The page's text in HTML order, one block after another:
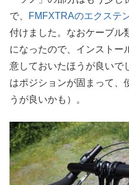
で、
FMFXTRAのエクステ
付けました。なおケーブル
になったので、インストー
意しておいたほうが良いで
はポジションが固まって、
うが良いかも）。